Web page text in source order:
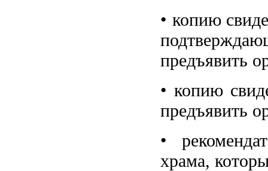
• копию
предъявить
• копию
предъявить
•
храма,